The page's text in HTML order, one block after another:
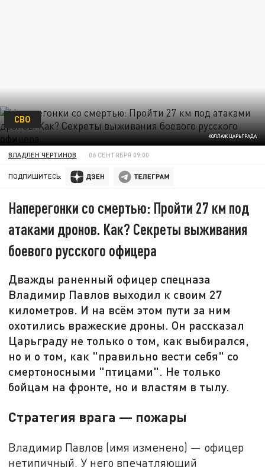
КОЛЛАЖ ЦАРЬГРАДА
СВО
ВЛАДЛЕН ЧЕРТИНОВ 06 СЕНТЯБРЯ 09:00
ПОДПИШИТЕСЬ:
Наперегонки со смертью: Пройти 27 км под
атаками дронов. Как? Секреты выживания
боевого русского офицера
Дважды раненный офицер спецназа
Владимир Павлов выходил к своим 27
километров. И на всём этом пути за ним
охотились вражеские дроны. Он рассказал
Царьграду не только о том, как выбирался,
но и о том, как "правильно вести себя" со
смертоносными "птицами". Не только
бойцам на фронте, но и властям в тылу.
Стратегия врага — пожары
Владимир Павлов (имя изменено) — офицер
нетипичный. У него впечатляющий